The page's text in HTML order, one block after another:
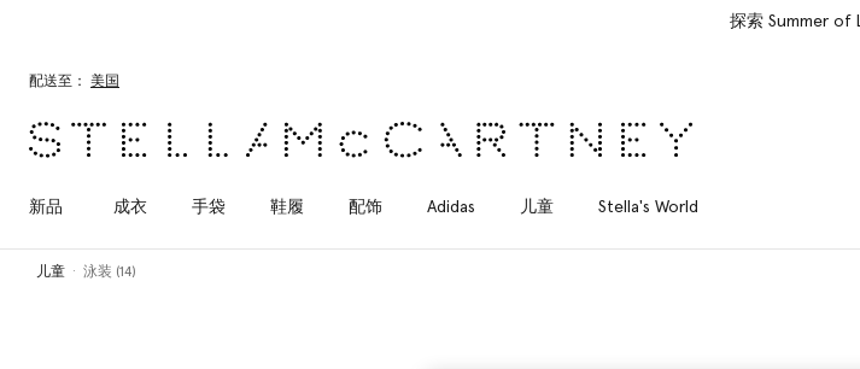
配送至： 美国
新品 成衣 手袋 鞋履 配饰 Adidas 儿童 Stella's World
儿童 泳装 (14)